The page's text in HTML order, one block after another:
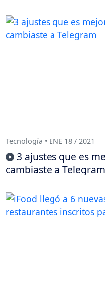
Tecnología • ENE 18 / 2021
3 ajustes que es
cambiaste a Telegram